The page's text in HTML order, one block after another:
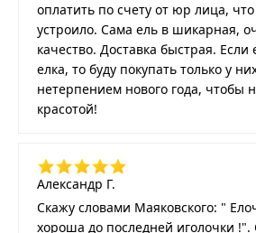
оплатить по счету от юр лица,
устроило. Сама ель в шикарная,
качество. Доставка быстрая.
елка, то буду покупать только у
нетерпением нового года, чтобы
красотой!
Александр Г.
Скажу словами Маяковского: "
хороша до последней иголочки